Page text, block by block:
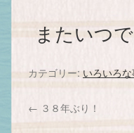
またいつ
カテゴリー: いろいろ
← ３８年ぶり！